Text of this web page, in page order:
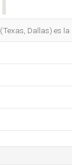
Dallas) es